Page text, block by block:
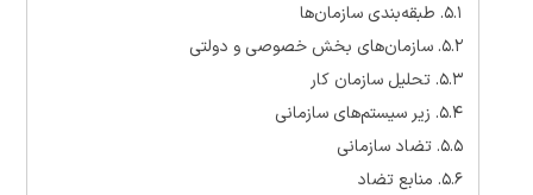
۵.۱. طبقه‌بندی سازمان‌ها
۵.۲. سازمان‌های بخش خصوصی و دولتی
۵.۳. تحلیل سازمان کار
۵.۴. زیر سیستم‌های سازمانی
۵.۵. تضاد سازمانی
۵.۶. منابع تضاد